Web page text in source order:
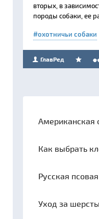
вторых, в
породы собаки, ее
охотничьи собаки
ГлавРед
Американская
Как выбрать
Русская
Уход за